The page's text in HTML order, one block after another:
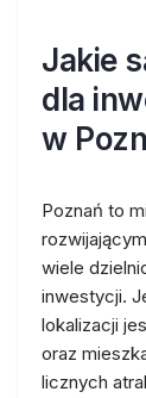
Jakie
dla
w
Poznań to
wiele
inwestycji.
lokalizacji
oraz
licznych